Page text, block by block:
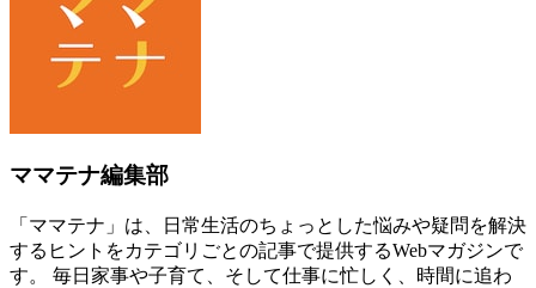
ママテナ編集部
「ママテナ」は、日常生活のちょっとした悩みや疑問を解決
するヒントをカテゴリごとの記事で提供するWebマガジンで
す。 毎日家事や子育て、そして仕事に忙しく、時間に追わ